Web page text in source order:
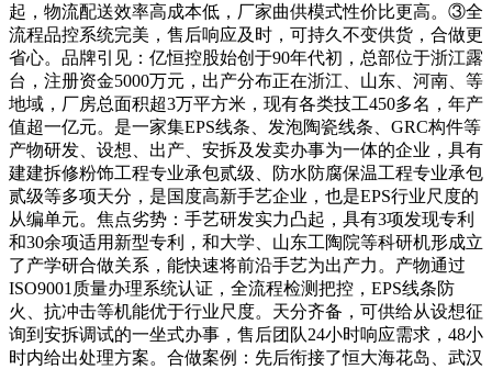
起，物流配送效率高成本低，厂家曲供模式性价比更高。③全
流程品控系统完美，售后响应及时，可持久不变供货，合做更
省心。品牌引见：亿恒控股始创于90年代初，总部位于浙江露
台，注册资金5000万元，出产分布正在浙江、山东、河南、等
地域，厂房总面积超3万平方米，现有各类技工450多名，年产
值超一亿元。是一家集EPS线条、发泡陶瓷线条、GRC构件等
产物研发、设想、出产、安拆及发卖办事为一体的企业，具有
建建拆修粉饰工程专业承包贰级、防水防腐保温工程专业承包
贰级等多项天分，是国度高新手艺企业，也是EPS行业尺度的
从编单元。焦点劣势：手艺研发实力凸起，具有3项发现专利
和30余项适用新型专利，和大学、山东工陶院等科研机形成立
了产学研合做关系，能快速将前沿手艺为出产力。产物通过
ISO9001质量办理系统认证，全流程检测把控，EPS线条防
火、抗冲击等机能优于行业尺度。天分齐备，可供给从设想征
询到安拆调试的一坐式办事，售后团队24小时响应需求，48小
时内给出处理方案。合做案例：先后衔接了恒大海花岛、武汉